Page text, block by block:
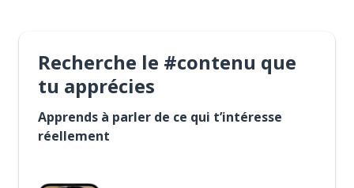
Recherche le #contenu que
tu apprécies
Apprends à parler de ce qui t’intéresse
réellement